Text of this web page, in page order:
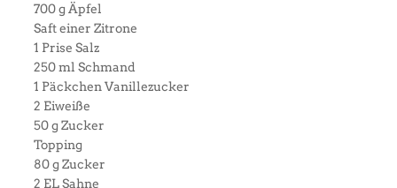
700 g Äpfel
Saft einer Zitrone
1 Prise Salz
250 ml Schmand
1 Päckchen Vanillezucker
2 Eiweiße
50 g Zucker
Topping
80 g Zucker
2 EL Sahne